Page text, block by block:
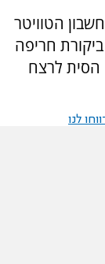
הטוויטר
חריפה
הסית לרצח
לנו